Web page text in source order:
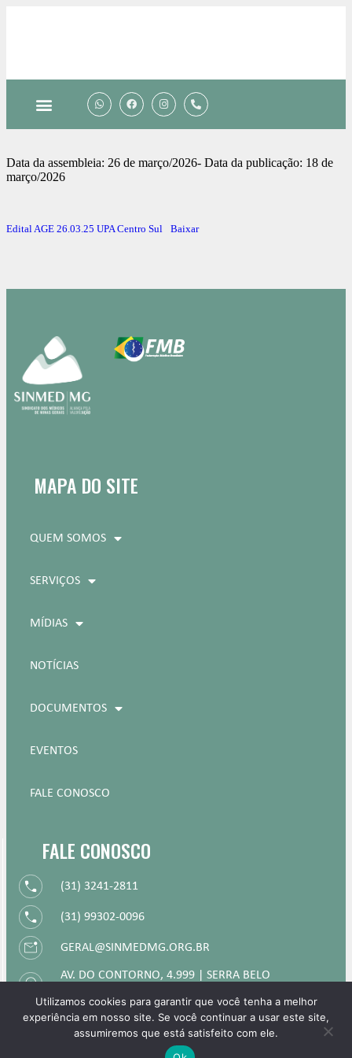
Data da assembleia: 26 de março/2026- Data da publicação: 18 de
março/2026
Edital AGE 26.03.25 UPA Centro Sul Baixar
MAPA DO SITE
QUEM SOMOS
SERVIÇOS
MÍDIAS
NOTÍCIAS
DOCUMENTOS
EVENTOS
FALE CONOSCO
FALE CONOSCO
(31) 3241-2811
(31) 99302-0096
GERAL@SINMEDMG.ORG.BR
AV. DO CONTORNO, 4.999 | SERRA BELO
HORÁRIO DE FUNCIONAMENTO: DE 09H ÀS 18
HORAS.
Utilizamos cookies para garantir que você tenha a melhor
experiência em nosso site. Se você continuar a usar este site,
assumiremos que está satisfeito com ele.